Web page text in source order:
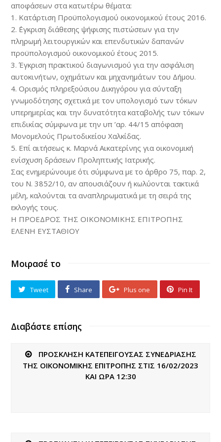
αποφάσεων στα κατωτέρω θέματα:
1. Κατάρτιση Προϋπολογισμού οικονομικού έτους 2016.
2. ΄Εγκριση διάθεσης ψήφισης πιστώσεων για την
πληρωμή λειτουργικών και επενδυτικών δαπανών
προϋπολογισμού οικονομικού έτους 2015.
3. Έγκριση πρακτικού διαγωνισμού για την ασφάλιση
αυτοκινήτων, οχημάτων και μηχανημάτων του Δήμου.
4. Ορισμός πληρεξούσιου Δικηγόρου για σύνταξη
γνωμοδότησης σχετικά με τον υπολογισμό των τόκων
υπερημερίας και την δυνατότητα καταβολής των τόκων
επιδικίας σύμφωνα με την υπ ’αρ. 44/15 απόφαση
Μονομελούς Πρωτοδικείου Χαλκίδας.
5. Επί αιτήσεως κ. Μαρνά Αικατερίνης για οικονομική
ενίσχυση δράσεων Προληπτικής Ιατρικής.
Σας ενημερώνουμε ότι σύμφωνα με το άρθρο 75, παρ. 2,
του N. 3852/10, αν απουσιάζουν ή κωλύονται τακτικά
μέλη, καλούνται τα αναπληρωματικά με τη σειρά της
εκλογής τους.
Η ΠΡΟΕΔΡΟΣ ΤΗΣ ΟΙΚΟΝΟΜΙΚΗΣ ΕΠΙΤΡΟΠΗΣ
ΕΛΕΝΗ ΕΥΣΤΑΘΙΟΥ
Μοιρασέ το
Tweet Share Plus one Pin It
Διαβάστε επίσης
ΠΡΟΣΚΛΗΣΗ ΚΑΤΕΠΕΙΓΟΥΣΑΣ ΣΥΝΕΔΡΙΑΣΗΣ
ΤΗΣ ΟΙΚΟΝΟΜΙΚΗΣ ΕΠΙΤΡΟΠΗΣ ΣΤΙΣ 16/02/2023
ΚΑΙ ΩΡΑ 12:30